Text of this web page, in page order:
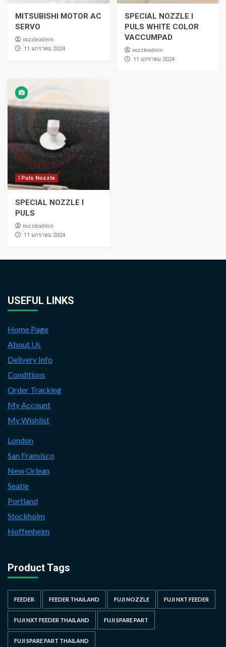
MITSUBISHI MOTOR AC
SERVO
nozzleadmin
่11 มกราคม 2024
SPECIAL NOZZLE I
PULS WHITE COLOR
VACCUMPAD
nozzleadmin
่11 มกราคม 2024
I Puls Nozzle
SPECIAL NOZZLE I
PULS
nozzleadmin
่11 มกราคม 2024
USEFUL LINKS
Home Page
About Us
Delivery Info
Conditions
Order Tracking
My Account
My Wishlist
London
San Fransisco
New Orlean
Seatle
Portland
Stockholm
Hoffenheim
Product Tags
FEEDER FEEDER THAILAND FUJI NOZZLE FUJI NXT FEEDER
FUJI NXT FEEDER THAILAND FUJI SPARE PART
FUJI SPARE PART THAILAND